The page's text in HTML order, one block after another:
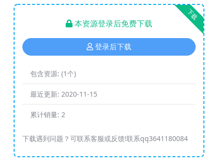
下载
本资源登录后免费下载
登录后下载
包含资源: (1个)
最近更新: 2020-11-15
累计销量: 2
下载遇到问题？可联系客服或反馈!联系qq3641180084